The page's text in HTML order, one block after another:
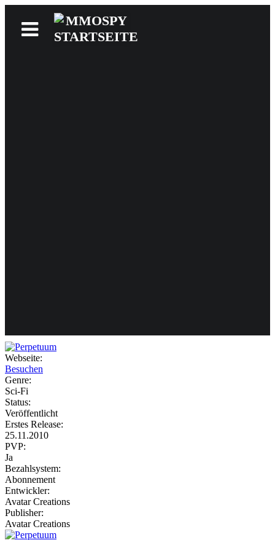
Webseite:
Besuchen
Genre:
Sci-Fi
Status:
Veröffentlicht
Erstes Release:
25.11.2010
PVP:
Ja
Bezahlsystem:
Abonnement
Entwickler:
Avatar Creations
Publisher:
Avatar Creations